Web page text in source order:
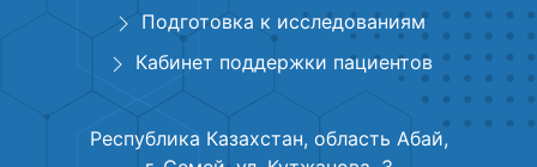
Подготовка к исследованиям
Кабинет поддержки пациентов
Республика Казахстан, область Абай,